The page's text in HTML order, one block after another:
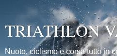
TRIATHLON
Nuoto, ciclismo e corsa tutto in